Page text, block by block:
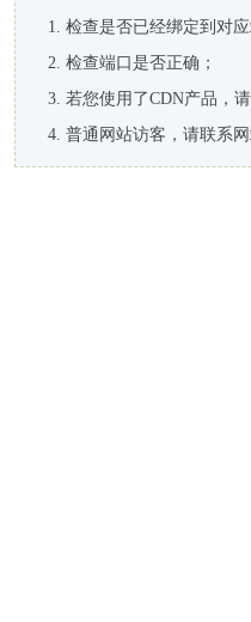
检查是否已经绑定到对
检查端口是否正确；
若您使用了CDN产品，
普通网站访客，请联系网